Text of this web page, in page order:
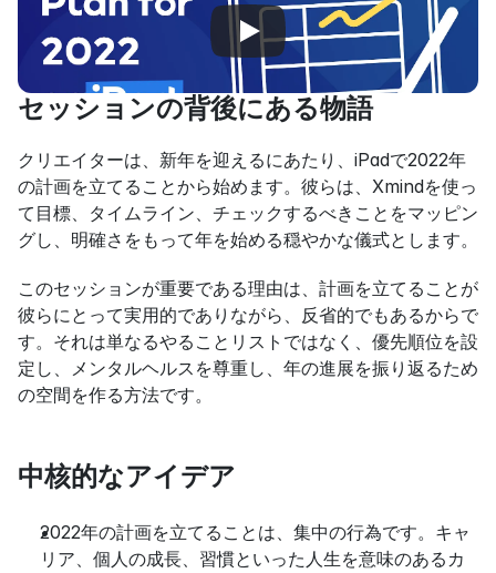
セッションの背後にある物語
クリエイターは、新年を迎えるにあたり、iPadで2022年
の計画を立てることから始めます。彼らは、Xmindを使っ
て目標、タイムライン、チェックするべきことをマッピン
グし、明確さをもって年を始める穏やかな儀式とします。
このセッションが重要である理由は、計画を立てることが
彼らにとって実用的でありながら、反省的でもあるからで
す。それは単なるやることリストではなく、優先順位を設
定し、メンタルヘルスを尊重し、年の進展を振り返るため
の空間を作る方法です。
中核的なアイデア
2022年の計画を立てることは、集中の行為です。キャ
リア、個人の成長、習慣といった人生を意味のあるカ